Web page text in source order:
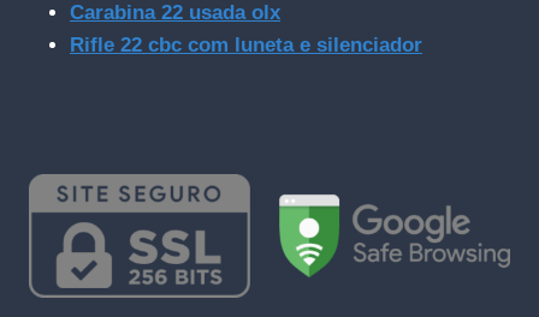
Carabina 22 usada olx
Rifle 22 cbc com luneta e silenciador